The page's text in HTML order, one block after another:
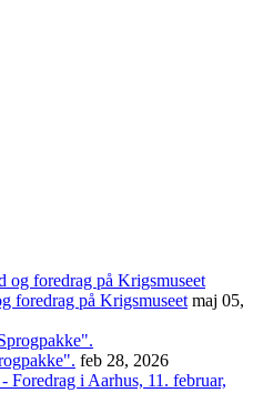
foredrag på Krigsmuseet maj 05,
feb 28, 2026